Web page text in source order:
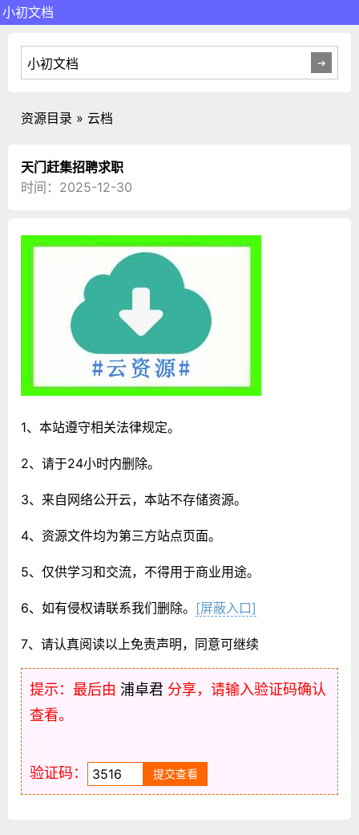
小初文档
资源目录 » 云档
天门赶集招聘求职
时间：2025-12-30
1、本站遵守相关法律规定。
2、请于24小时内删除。
3、来自网络公开云，本站不存储资源。
4、资源文件均为第三方站点页面。
5、仅供学习和交流，不得用于商业用途。
6、如有侵权请联系我们删除。 [屏蔽入口]
7、请认真阅读以上免责声明，同意可继续
提示：最后由 浦卓君 分享，请输入验证码确认
查看。
验证码：